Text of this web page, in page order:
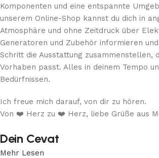
Komponenten und eine entspannte
unserem Online-Shop kannst du dich in
Atmosphäre und ohne Zeitdruck über
Generatoren und Zubehör informieren
Schritt die Ausstattung zusammenstellen,
Vorhaben passt. Alles in deinem Tempo
Bedürfnissen.
Ich freue mich darauf, von dir zu hören.
Von ❤️ Herz zu ❤️ Herz, liebe Grüße aus
Dein Cevat
Mehr Lesen